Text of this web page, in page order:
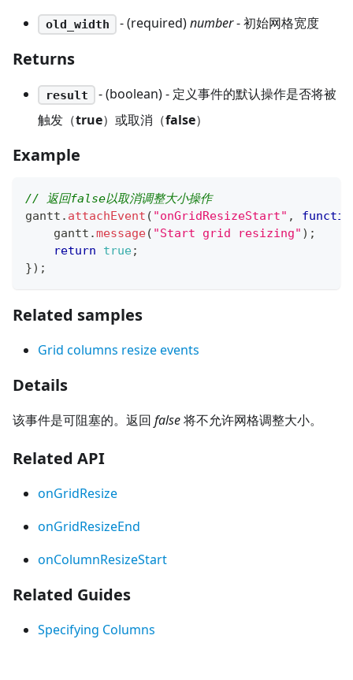
old_width - (required)number- 初始网格宽度
Returns
result
- (boolean) - 定义事件的默认操作是否将被
触发（true）或取消（false）
Example
// 返回false以取消调整大小操作
gantt . attachEvent ( "onGridResizeStart" ,
    gantt
.message( "Start grid resizing" ) ;
return
true;
}) ;
Related samples
Grid columns resize events
Details
该事件是可阻塞的。返回 false将不允许网格调整大小。
Related API
onGridResize
onGridResizeEnd
onColumnResizeStart
Related Guides
Specifying Columns